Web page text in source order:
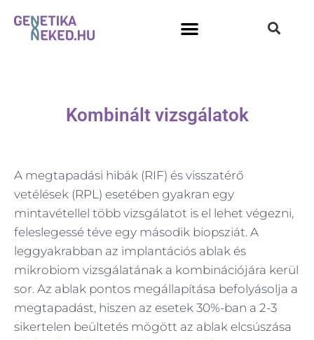
Kombinált vizsgálatok
A megtapadási hibák (RIF) és visszatérő
vetélések (RPL) esetében gyakran egy
mintavétellel több vizsgálatot is el lehet végezni,
feleslegessé téve egy második biopsziát. A
leggyakrabban az implantációs ablak és
mikrobiom vizsgálatának a kombinációjára kerül
sor. Az ablak pontos megállapítása befolyásolja a
megtapadást, hiszen az esetek 30%-ban a 2-3
sikertelen beültetés mögött az ablak elcsúszása